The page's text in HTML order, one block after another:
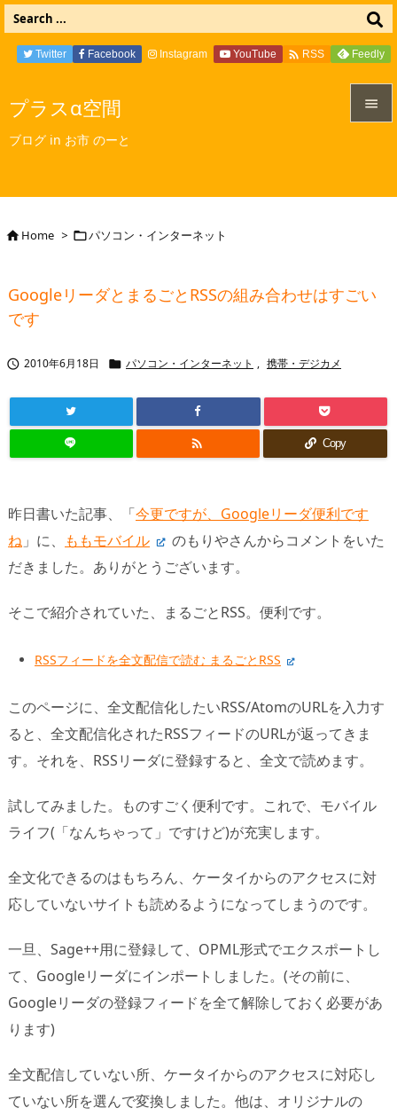
プラスα空間
ブログ in お市 のーと

次へ
Twitter Facebook Instagram YouTube  RSS Feedly
Home > パソコン・インターネット
GoogleリーダとまるごとRSSの組み合わせはすごい
です
 2010年6月18日  パソコン・インターネット , 携帯・デジカメ
 Copy
昨日書いた記事、「今更ですが、Googleリーダ便利です
ね 」に、 ももモバイル
のもりやさんからコメントをいた
だきました。ありがとうございます。
そこで紹介されていた、まるごとRSS。便利です。
RSSフィードを全文配信で読む まるごとRSS
このページに、全文配信化したいRSS/AtomのURLを入力す
ると、全文配信化されたRSSフィードのURLが返ってきま
す。それを、RSSリーダに登録すると、全文で読めます。
試してみました。ものすごく便利です。これで、モバイル
ライフ(「なんちゃって」ですけど)が充実します。
全文化できるのはもちろん、ケータイからのアクセスに対
応していないサイトも読めるようになってしまうのです。
一旦、Sage++用に登録して、OPML形式でエクスポートし
て、Googleリーダにインポートしました。(その前に、
Googleリーダの登録フィードを全て解除しておく必要があ
ります)
全文配信していない所、ケータイからのアクセスに対応し
ていない所を選んで変換しました。他は、オリジナルの